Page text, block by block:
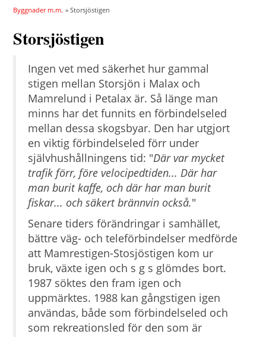
Byggnader m.m. » Storsjöstigen
Storsjöstigen
Ingen vet med säkerhet hur gammal
stigen mellan Storsjön i Malax och
Mamrelund i Petalax är. Så länge man
minns har det funnits en förbindelseled
mellan dessa skogsbyar. Den har utgjort
en viktig förbindelseled förr under
självhushållningens tid: "Där var mycket
trafik förr, före velocipedtiden... Där har
man burit kaffe, och där har man burit
fiskar... och säkert brännvin också."
Senare tiders förändringar i samhället,
bättre väg- och teleförbindelser medförde
att Mamrestigen-Stosjöstigen kom ur
bruk, växte igen och s g s glömdes bort.
1987 söktes den fram igen och
uppmärktes. 1988 kan gångstigen igen
användas, både som förbindelseled och
som rekreationsled för den som är